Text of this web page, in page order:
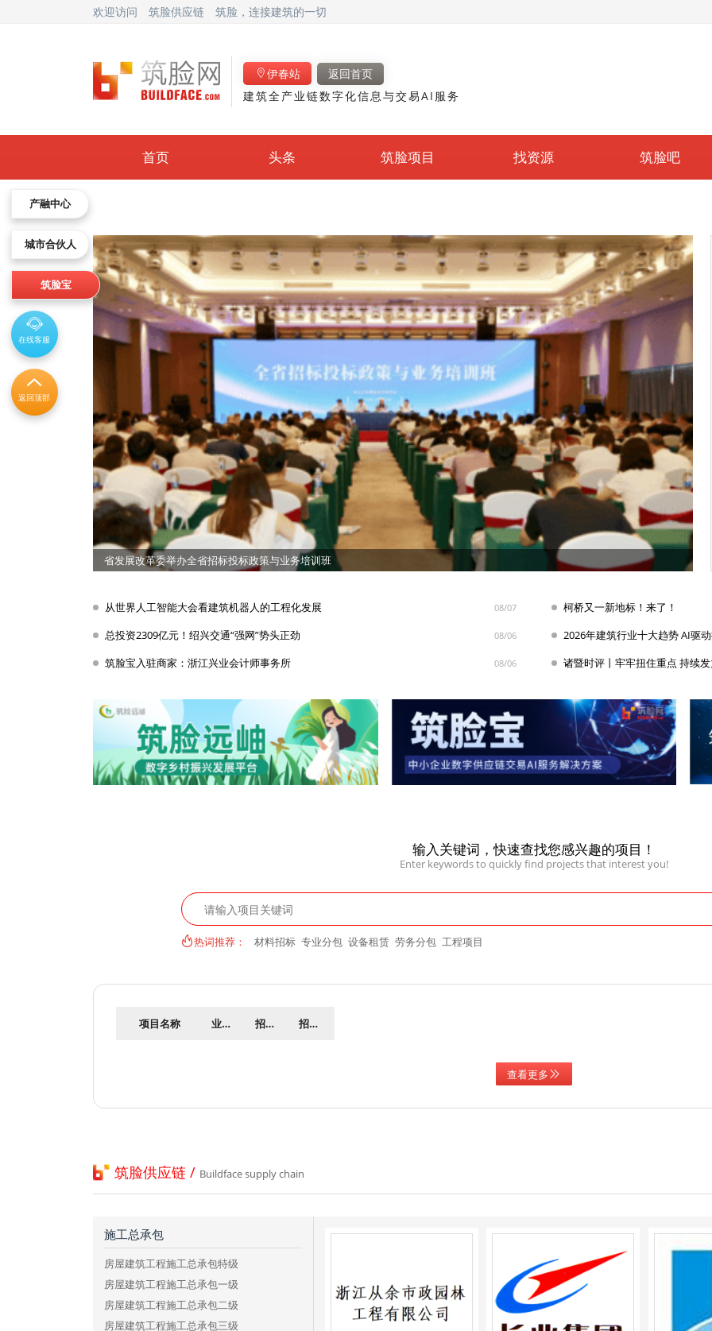
欢迎访问 筑脸供应链 筑脸，连接建筑的一切
伊春站
返回首页
建筑全产业链数字化信息与交易AI服务
首页 头条 筑脸项目 找资源 筑脸吧
产融中心
城市合伙人
筑脸宝
在线客服
返回顶部
省发展改革委举办全省招标投标政策与业务培训班
从世界人工智能大会看建筑机器人的工程化发展 08/07
柯桥又一新地标！来了！
总投资2309亿元！绍兴交通“强网”势头正劲
08/06
2026年建筑行业十大趋势 AI驱
筑脸宝入驻商家：浙江兴业会计师事务所
08/06
输入关键词，快速查找您感兴趣的项目！
Enter keywords to quickly find projects that interest you!
热词推荐： 材料招标 专业分包 设备租赁 劳务分包 工程项目
项目名称 业务类型 招标人 招标时间
查看更多
筑脸供应链 / Buildface supply chain
施工总承包
房屋建筑工程施工总承包特级
房屋建筑工程施工总承包一级
房屋建筑工程施工总承包二级
房屋建筑工程施工总承包三级